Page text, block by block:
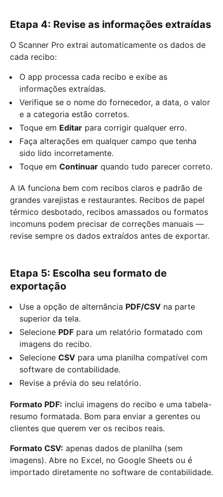
Etapa 4: Revise as informações extraídas
O Scanner Pro extrai automaticamente os dados de
cada recibo:
O app processa cada recibo e exibe as
informações extraídas.
Verifique se o nome do fornecedor, a data, o valor
e a categoria estão corretos.
Toque em Editar para corrigir qualquer erro.
Faça alterações em qualquer campo que tenha
sido lido incorretamente.
Toque em Continuar quando tudo parecer correto.
A IA funciona bem com recibos claros e padrão de
grandes varejistas e restaurantes. Recibos de papel
térmico desbotado, recibos amassados ou formatos
incomuns podem precisar de correções manuais —
revise sempre os dados extraídos antes de exportar.
Etapa 5: Escolha seu formato de
exportação
Use a opção de alternância PDF/CSV na parte
superior da tela.
Selecione PDF para um relatório formatado com
imagens do recibo.
Selecione CSV para uma planilha compatível com
software de contabilidade.
Revise a prévia do seu relatório.
Formato PDF: inclui imagens do recibo e uma tabela-
resumo formatada. Bom para enviar a gerentes ou
clientes que querem ver os recibos reais.
Formato CSV: apenas dados de planilha (sem
imagens). Abre no Excel, no Google Sheets ou é
importado diretamente no software de contabilidade.